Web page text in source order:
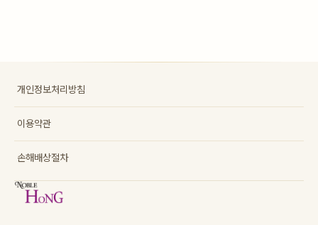
개인정보처리방침
이용약관
손해배상절차